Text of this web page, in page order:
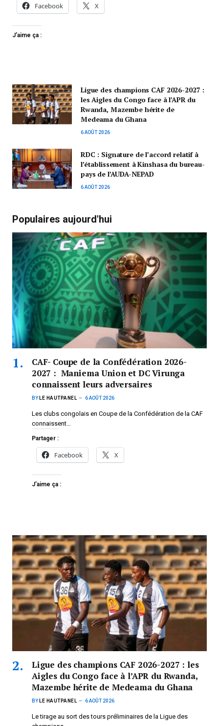
Facebook X
J’aime ça :
Ligue des champions CAF 2026-2027 :
les Aigles du Congo face à l’APR du
Rwanda, Mazembe hérite de
Medeama du Ghana
6 AOÛT 2026
RDC : Signature de l’accord relatif à
l’établissement à Kinshasa du bureau-
pays de l’AUDA-NEPAD
6 AOÛT 2026
Populaires aujourd'hui
CAF- Coupe de la Confédération 2026-
2027 : Maniema Union et DC Virunga
connaissent leurs adversaires
BY LE HAUTPANEL 6 AOÛT 2026
Les clubs congolais en Coupe de la Confédération de la CAF
connaissent…
Partager :
Facebook X
J’aime ça :
Ligue des champions CAF 2026-2027 : les
Aigles du Congo face à l’APR du Rwanda,
Mazembe hérite de Medeama du Ghana
BY LE HAUTPANEL 6 AOÛT 2026
Le tirage au sort des tours préliminaires de la Ligue des